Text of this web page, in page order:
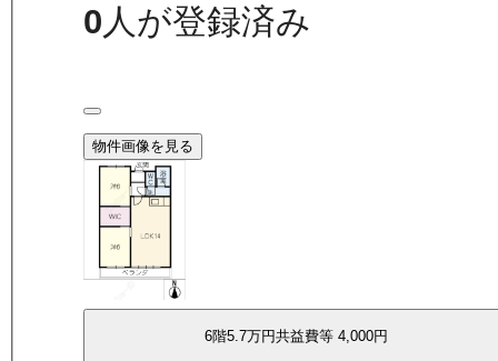
0 人が登録済み
物件画像を見る
6階5.7万円共益費等 4,000円